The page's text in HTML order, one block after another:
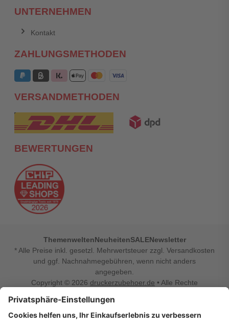
UNTERNEHMEN
Kontakt
ZAHLUNGSMETHODEN
VERSANDMETHODEN
BEWERTUNGEN
ThemenweltenNeuheitenSALENewsletter
* Alle Preise inkl. gesetzl. Mehrwertsteuer zzgl. Versandkosten
und ggf. Nachnahmegebühren, wenn nicht anders
angegeben.
Copyright © 2026 druckerzubehoer.de • Alle Rechte
Vertrag widerrufen
Druckerzubehoer.de – preiswerte Qualität für Ihr Office